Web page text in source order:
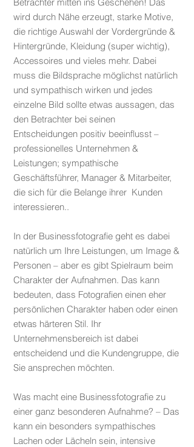
wird durch Nähe erzeugt, starke Motive,
die richtige Auswahl der Vordergründe &
Hintergründe, Kleidung (super wichtig),
Accessoires und vieles mehr. Dabei
muss die Bildsprache möglichst natürlich
und sympathisch wirken und jedes
einzelne Bild sollte etwas aussagen, das
den Betrachter bei seinen
Entscheidungen positiv beeinflusst –
professionelles Unternehmen &
Leistungen; sympathische
Geschäftsführer, Manager & Mitarbeiter,
die sich für die Belange ihrer Kunden
interessieren..
In der Businessfotografie geht es dabei
natürlich um Ihre Leistungen, um Image &
Personen – aber es gibt Spielraum beim
Charakter der Aufnahmen. Das kann
bedeuten, dass Fotografien einen eher
persönlichen Charakter haben oder einen
etwas härteren Stil. Ihr
Unternehmensbereich ist dabei
entscheidend und die Kundengruppe, die
Sie ansprechen möchten.
Was macht eine Businessfotografie zu
einer ganz besonderen Aufnahme? – Das
kann ein besonders sympathisches
Lachen oder Lächeln sein, intensive